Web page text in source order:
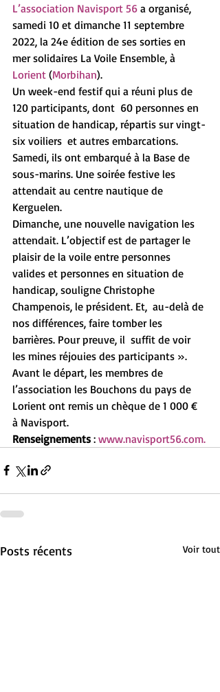
L’association Navisport 56 a organisé,
samedi 10 et dimanche 11 septembre
2022, la 24e édition de ses sorties en
mer solidaires La Voile Ensemble, à
Lorient (Morbihan).
Un week-end festif qui a réuni plus de
120 participants, dont  60 personnes en
situation de handicap, répartis sur vingt-
six voiliers  et autres embarcations.
Samedi, ils ont embarqué à la Base de
sous-marins. Une soirée festive les
attendait au centre nautique de
Kerguelen.
Dimanche, une nouvelle navigation les
attendait. L’objectif est de partager le
plaisir de la voile entre personnes
valides et personnes en situation de
handicap, ​souligne Christophe
Champenois, le président. Et,  au-delà de
nos différences, faire tomber les
barrières. Pour preuve, il  suffit de voir
les mines réjouies des participants »​.
Avant le départ, les membres de
l’association les Bouchons du pays de
Lorient ont remis un chèque de 1 000 €
à Navisport.
Renseignements : www.navisport56.com.
Posts récents Voir tout